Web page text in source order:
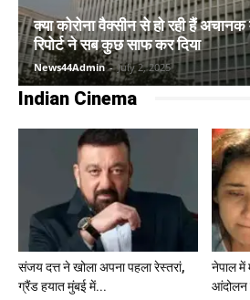
क्या कोरोना वैक्सीन से हो रही हैं
रिपोर्ट ने सब कुछ साफ कर दिया
News44Admin - July 2, 2025
Indian Cinema
संजय दत्त ने खोला अपना पहला रेस्तरां,
ग्रैंड हयात मुंबई में...
नेपाल में
आंदोलन